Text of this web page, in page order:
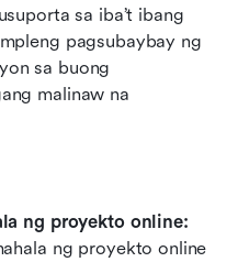
sa iba’t ibang
pagsubaybay ng
sa buong
malinaw na
ng proyekto online